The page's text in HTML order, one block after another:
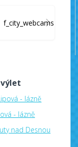
f_city_webcams
- lázně
- lázně
nad Desnou